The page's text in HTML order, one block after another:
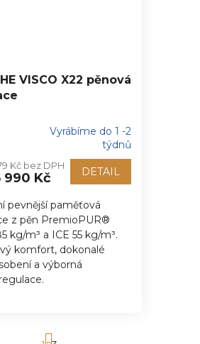
VISCO X22 pěnová
Vyrábíme do 1 -2
týdnů
Kč bez DPH
Kč DETAIL
pevnější paměťová
z pěn PremioPUR®
kg/m³ a ICE 55 kg/m³.
komfort, dokonalé
a výborná
S